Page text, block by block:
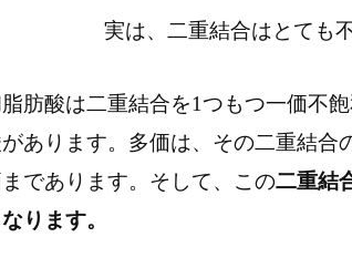
実は、二重結合はとても
肪酸は二重結合を1つもつ一価不
あります。多価は、その二重結合
であります。そして、この二重結
ります。